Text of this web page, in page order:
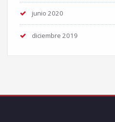
junio 2020
diciembre 2019